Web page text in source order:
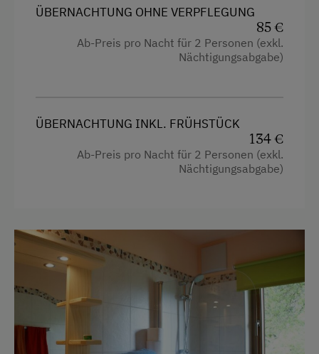
ÜBERNACHTUNG OHNE VERPFLEGUNG
85 €
Ab-Preis pro Nacht für 2 Personen (exkl.
Nächtigungsabgabe)
ÜBERNACHTUNG INKL. FRÜHSTÜCK
134 €
Ab-Preis pro Nacht für 2 Personen (exkl.
Nächtigungsabgabe)